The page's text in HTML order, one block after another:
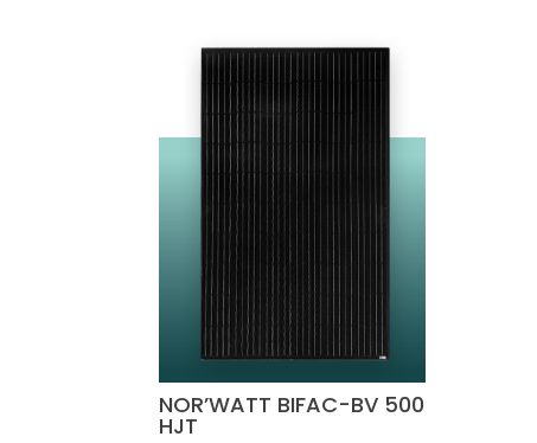
NOR’WATT BIFAC-BV 500
HJT